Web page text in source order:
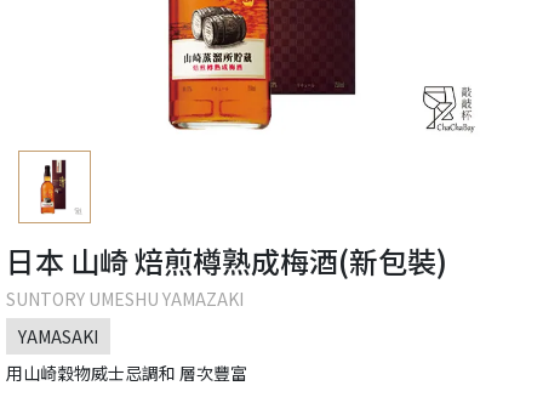
日本 山崎 焙煎樽熟成梅酒(新包裝)
SUNTORY UMESHU YAMAZAKI
YAMASAKI
用山崎穀物威士忌調和 層次豐富